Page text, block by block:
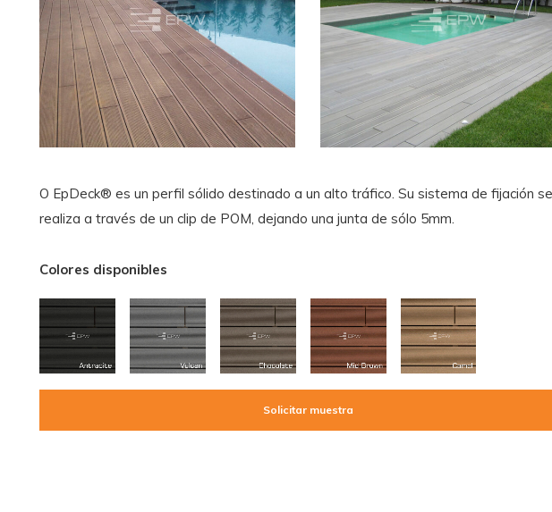
O EpDeck® es un perfil sólido destinado a un alto tráfico. Su sistema de fijación se
realiza a través de un clip de POM, dejando una junta de sólo 5mm.
Colores disponibles
Solicitar muestra